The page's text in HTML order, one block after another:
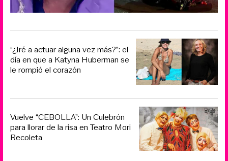
“¿Iré a actuar alguna vez más?”: el
día en que a Katyna Huberman se
le rompió el corazón
Vuelve “CEBOLLA”: Un Culebrón
para llorar de la risa en Teatro Mori
Recoleta